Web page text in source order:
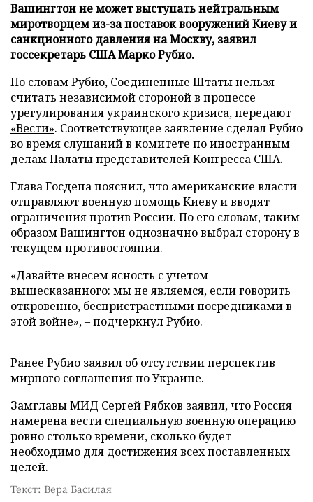
Вашингтон не может выступать нейтральным
миротворцем из-за поставок вооружений Киеву и
санкционного давления на Москву, заявил
госсекретарь США Марко Рубио.
По словам Рубио, Соединенные Штаты нельзя
считать независимой стороной в процессе
урегулирования украинского кризиса, передают
«Вести». Соответствующее заявление сделал Рубио
во время слушаний в комитете по иностранным
делам Палаты представителей Конгресса США.
Глава Госдепа пояснил, что американские власти
отправляют военную помощь Киеву и вводят
ограничения против России. По его словам, таким
образом Вашингтон однозначно выбрал сторону в
текущем противостоянии.
«Давайте внесем ясность с учетом
вышесказанного: мы не являемся, если говорить
откровенно, беспристрастными посредниками в
этой войне», – подчеркнул Рубио.
Ранее Рубио заявил об отсутствии перспектив
мирного соглашения по Украине.
Замглавы МИД Сергей Рябков заявил, что Россия
намеренавести специальную военную операцию
ровно столько времени, сколько будет
необходимо для достижения всех поставленных
целей.
Текст: Вера Басилая